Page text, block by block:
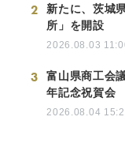
2
新たに、茨城
所」を開設
2026.08.03
3
富山県商工会
年記念祝賀会
2026.08.04